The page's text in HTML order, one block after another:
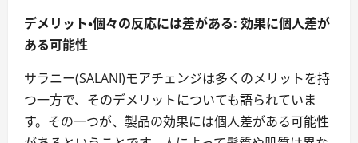
デメリット・個々の反応には差がある: 効果に個人差が
ある可能性
サラニー(SALANI)モアチェンジは多くのメリットを持
つ一方で、そのデメリットについても語られていま
す。その一つが、製品の効果には個人差がある可能性